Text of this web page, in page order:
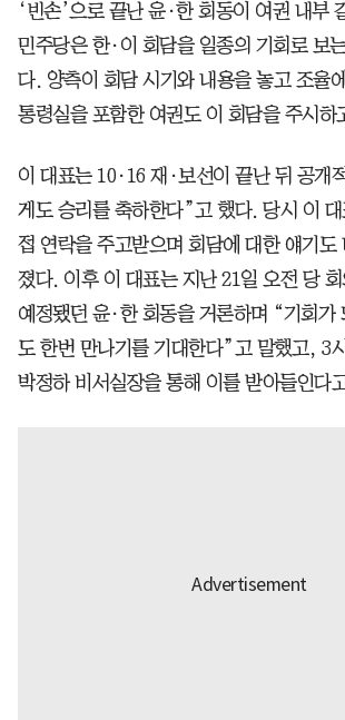
‘빈손’으로 끝난 윤·한 회동이 여권 내부
민주당은 한·이 회담을 일종의 기회로 보
다. 양측이 회담 시기와 내용을 놓고 조율
통령실을 포함한 여권도 이 회담을 주시하
이 대표는 10·16 재·보선이 끝난 뒤 공개
게도 승리를 축하한다”고 했다. 당시 이
접 연락을 주고받으며 회담에 대한 얘기도
졌다. 이후 이 대표는 지난 21일 오전 당
예정됐던 윤·한 회동을 거론하며 “기회가
도 한번 만나기를 기대한다”고 말했고, 3
박정하 비서실장을 통해 이를 받아들인다